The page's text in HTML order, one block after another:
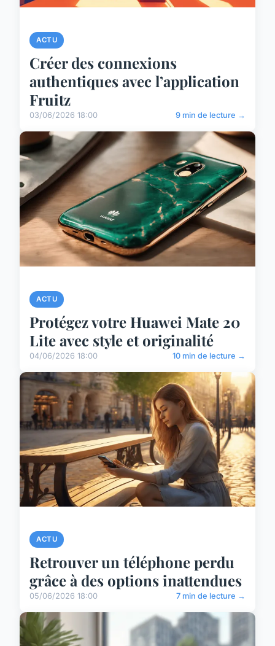
ACTU
Créer des connexions
authentiques avec l’application
Fruitz
03/06/2026 18:00 9 min de lecture →
ACTU
Protégez votre Huawei Mate 20
Lite avec style et originalité
04/06/2026 18:00 10 min de lecture →
ACTU
Retrouver un téléphone perdu
grâce à des options inattendues
05/06/2026 18:00 7 min de lecture →